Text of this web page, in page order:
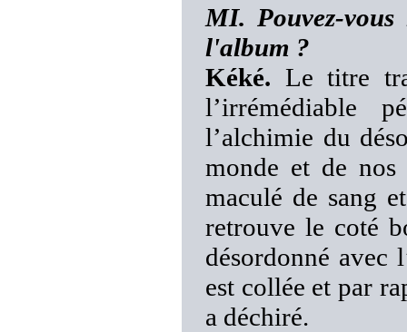
MI. Pouvez-
l'album ?
Kéké. Le titre
l’irrémédiable
l’alchimie du
monde et de nos
maculé de sang
retrouve le coté
désordonné avec
est collée et par
a déchiré.